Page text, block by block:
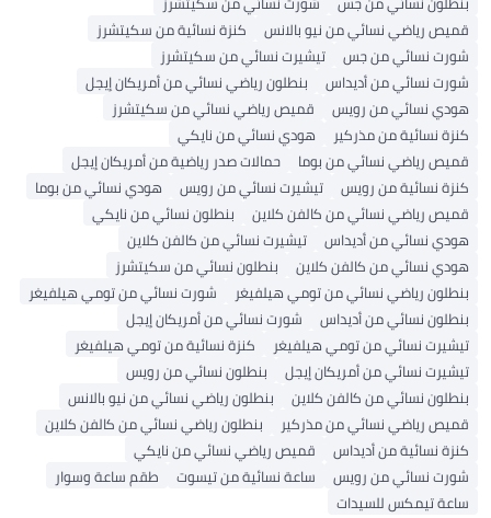
قميص رياضي نسائي من نيو بالانس
كنزة نسائية من سكيتشرز
شورت نسائي من جس
تيشيرت نسائي من سكيتشرز
شورت نسائي من أديداس
بنطلون رياضي نسائي من أمريكان إيجل
هودي نسائي من رويس
قميص رياضي نسائي من سكيتشرز
كنزة نسائية من مذركير
هودي نسائي من نايكي
قميص رياضي نسائي من بوما
حمالات صدر رياضية من أمريكان إيجل
كنزة نسائية من رويس
تيشيرت نسائي من رويس
هودي نسائي من بوما
قميص رياضي نسائي من كالفن كلاين
بنطلون نسائي من نايكي
هودي نسائي من أديداس
تيشيرت نسائي من كالفن كلاين
هودي نسائي من كالفن كلاين
بنطلون نسائي من سكيتشرز
بنطلون رياضي نسائي من تومي هيلفيغر
شورت نسائي من تومي هيلفيغر
بنطلون نسائي من أديداس
شورت نسائي من أمريكان إيجل
تيشيرت نسائي من تومي هيلفيغر
كنزة نسائية من تومي هيلفيغر
تيشيرت نسائي من أمريكان إيجل
بنطلون نسائي من رويس
بنطلون نسائي من كالفن كلاين
بنطلون رياضي نسائي من نيو بالانس
قميص رياضي نسائي من مذركير
بنطلون رياضي نسائي من كالفن كلاين
كنزة نسائية من أديداس
قميص رياضي نسائي من نايكي
شورت نسائي من رويس
ساعة نسائية من تيسوت
طقم ساعة وسوار
ساعة تيمكس للسيدات